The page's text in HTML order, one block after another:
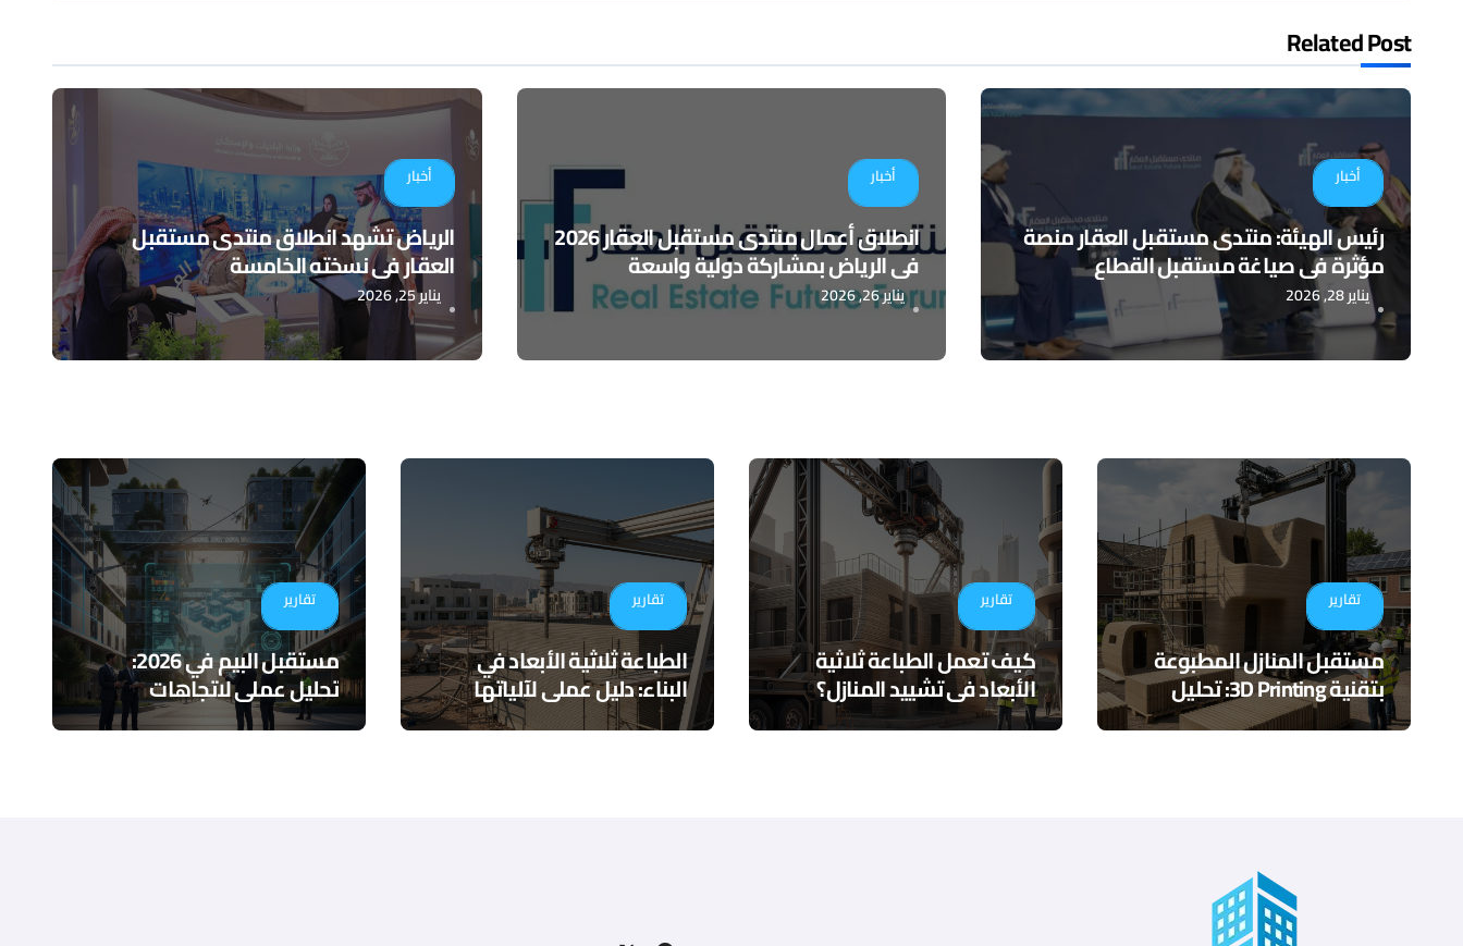
Related Post
أخبار
رئيس الهيئة: منتدى مستقبل العقار منصة
مؤثرة في صياغة مستقبل القطاع
يناير 28, 2026
أخبار
انطلاق أعمال منتدى مستقبل العقار 2026
في الرياض بمشاركة دولية واسعة
يناير 26, 2026
أخبار
الرياض تشهد انطلاق منتدى مستقبل
العقار في نسخته الخامسة
يناير 25, 2026
تقارير
مستقبل المنازل المطبوعة
بتقنية 3D Printing: تحليل
عملي للمزايا والتحديات
تقارير
كيف تعمل الطباعة ثلاثية
الأبعاد في تشييد المنازل؟
تحليل عملي وتطبيقات
تقارير
الطباعة ثلاثية الأبعاد في
البناء: دليل عملي لآلياتها
وتطبيقاتها المستقبلية
تقارير
مستقبل البيم في 2026:
تحليل عملي لاتجاهات
التكامل والذكاء الاصطناعي